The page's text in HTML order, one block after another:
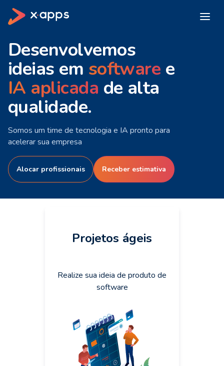
Desenvolvemos
ideias em software e
IA aplicada de alta
qualidade.
Somos um time de tecnologia e IA pronto para
acelerar sua empresa
Alocar profissionais Receber estimativa
Projetos ágeis
Realize sua ideia de produto de
software